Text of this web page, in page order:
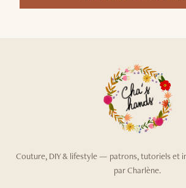
Couture, DIY & lifestyle — patrons, tutoriels et
par Charlène.